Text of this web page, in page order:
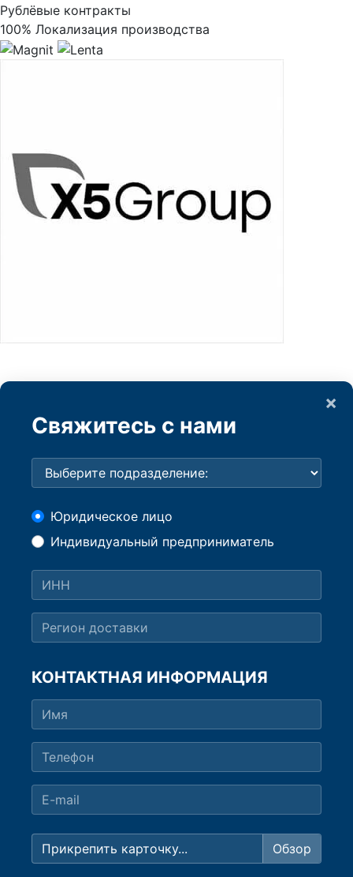
Рублёвые контракты
100% Локализация производства
×
Свяжитесь с нами
Юридическое лицо
Индивидуальный предприниматель
КОНТАКТНАЯ ИНФОРМАЦИЯ
Прикрепить карточку...